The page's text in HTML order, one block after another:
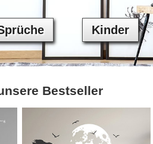
Kinder
Bestseller